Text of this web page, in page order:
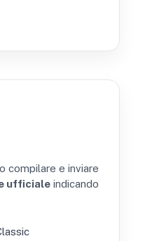
compilare e inviare
ufficiale indicando